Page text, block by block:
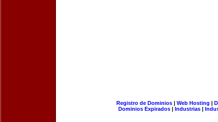
Registro de Dominios| Web Hosting |
Dominios Expirados | Industrias |